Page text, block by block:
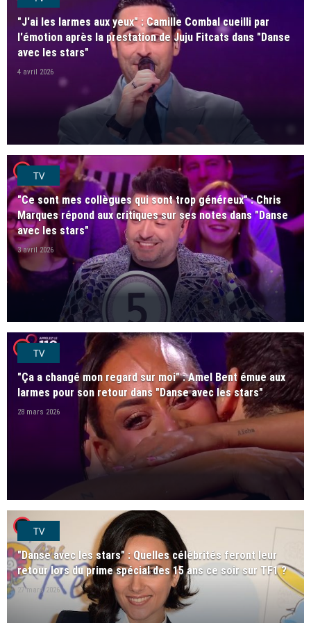
"J'ai les larmes aux yeux" : Camille Combal cueilli par
l'émotion après la prestation de Juju Fitcats dans "Danse
avec les stars"
4 avril 2026
player2TV
"Ce sont mes collègues qui sont trop généreux" : Chris
Marques répond aux critiques sur ses notes dans "Danse
avec les stars"
3 avril 2026
player2TV
"Ça a changé mon regard sur moi" : Amel Bent émue aux
larmes pour son retour dans "Danse avec les stars"
28 mars 2026
player2TV
"Danse avec les stars" : Quelles célébrités feront leur
retour lors du prime spécial des 15 ans ce soir sur TF1 ?
27 mars 2026